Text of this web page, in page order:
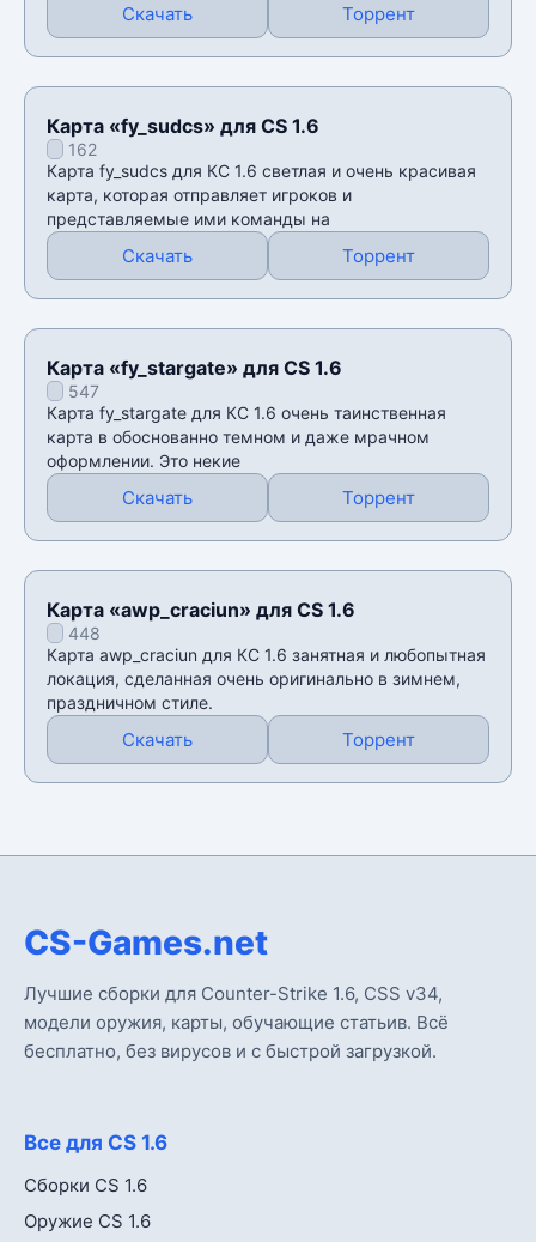
Скачать Торрент
Карта «fy_sudcs» для CS 1.6
162
Карта fy_sudcs для КС 1.6 светлая и очень красивая
карта, которая отправляет игроков и
представляемые ими команды на
Скачать Торрент
Карта «fy_stargate» для CS 1.6
547
Карта fy_stargate для КС 1.6 очень таинственная
карта в обоснованно темном и даже мрачном
оформлении. Это некие
Скачать Торрент
Карта «awp_craciun» для CS 1.6
448
Карта awp_craciun для КС 1.6 занятная и любопытная
локация, сделанная очень оригинально в зимнем,
праздничном стиле.
Скачать Торрент
CS-Games.net
Лучшие сборки для Counter-Strike 1.6, CSS v34,
модели оружия, карты, обучающие статьив. Всё
бесплатно, без вирусов и с быстрой загрузкой.
Все для CS 1.6
Сборки CS 1.6
Оружие CS 1.6